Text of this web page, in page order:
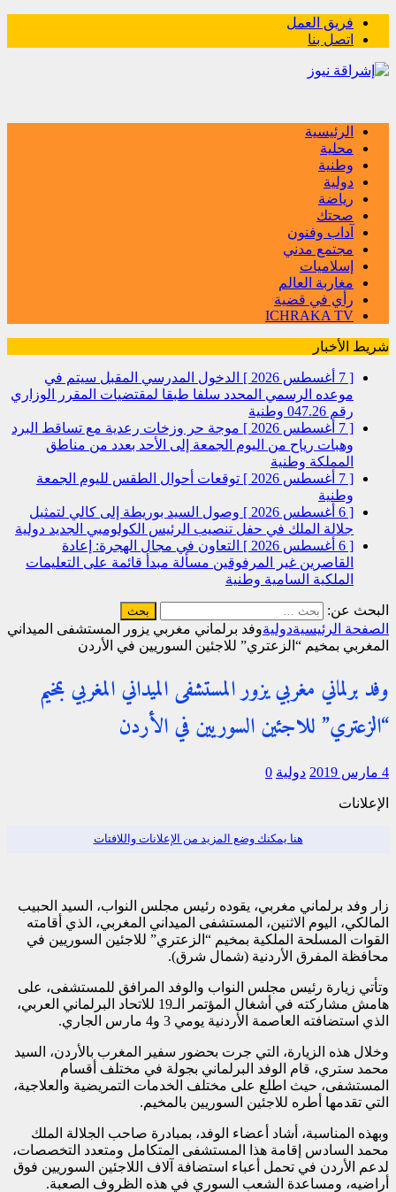
فريق العمل
اتصل بنا
الرئيسية
محلية
وطنية
دولية
رياضة
صحتك
آداب وفنون
مجتمع مدني
إسلاميات
مغاربة العالم
رأي في قضية
ICHRAKA TV
شريط الأخبار
[ 7 أغسطس 2026 ]
الدخول المدرسي المقبل سیتم في
موعده الرسمي المحدد سلفا طبقا لمقتضیات المقرر الوزاري
رقم 047.26
وطنية
[ 7 أغسطس 2026 ]
موجة حر وزخات رعدية مع تساقط البرد
وهبات رياح من اليوم الجمعة إلى الأحد بعدد من مناطق
المملكة وطنية
[ 7 أغسطس 2026 ]
توقعات أحوال الطقس لليوم الجمعة
وطنية
[ 6 أغسطس 2026 ]
وصول السيد بوريطة إلى كالي لتمثيل
جلالة الملك في حفل تنصيب الرئيس الكولومبي الجديد دولية
[ 6 أغسطس 2026 ]
التعاون في مجال الهجرة: إعادة
القاصرين غير المرفوقين مسألة مبدأ قائمة على التعليمات
الملكية السامية وطنية
البحث عن:
الصفحة الرئيسيةدوليةوفد برلماني مغربي يزور المستشفى الميداني
المغربي بمخيم “الزعتري” للاجئين السوريين في الأردن
وفد برلماني مغربي يزور المستشفى الميداني المغربي بمخيم
“الزعتري” للاجئين السوريين في الأردن
4 مارس 2019 دولية 0
الإعلانات
هنا يمكنك وضع المزيد من الإعلانات واللافتات
زار وفد برلماني مغربي، يقوده رئيس مجلس النواب، السيد الحبيب
المالكي، اليوم الاثنين، المستشفى الميداني المغربي، الذي أقامته
القوات المسلحة الملكية بمخيم “الزعتري” للاجئين السوريين في
محافظة المفرق الأردنية (شمال شرق).
وتأتي زيارة رئيس مجلس النواب والوفد المرافق للمستشفى، على
هامش مشاركته في أشغال المؤتمر الـ19 للاتحاد البرلماني العربي،
الذي استضافته العاصمة الأردنية يومي 3 و4 مارس الجاري.
وخلال هذه الزيارة، التي جرت بحضور سفير المغرب بالأردن، السيد
محمد ستري، قام الوفد البرلماني بجولة في مختلف أقسام
المستشفى، حيث اطلع على مختلف الخدمات التمريضية والعلاجية،
التي تقدمها أطره للاجئين السوريين بالمخيم.
وبهذه المناسبة، أشاد أعضاء الوفد، بمبادرة صاحب الجلالة الملك
محمد السادس إقامة هذا المستشفى المتكامل ومتعدد التخصصات،
لدعم الأردن في تحمل أعباء استضافة آلاف اللاجئين السوريين فوق
أراضيه، ومساعدة الشعب السوري في هذه الظروف الصعبة.